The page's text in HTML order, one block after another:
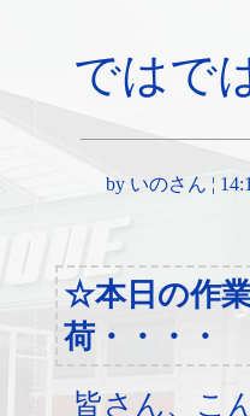
ではで
by いのさん ¦
☆本日の作
荷・・・・
皆さん、こ